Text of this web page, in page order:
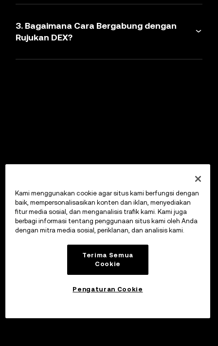
3. Bagaimana Cara Bergabung dengan
Rujukan DEX?
Kami menggunakan cookie agar situs kami berfungsi dengan
baik, mempersonalisasikan konten dan iklan, menyediakan
fitur media sosial, dan menganalisis trafik kami. Kami juga
berbagi informasi tentang penggunaan situs kami oleh Anda
dengan mitra media sosial, periklanan, dan analisis kami.
Terima Semua
Cookie
Pengaturan Cookie